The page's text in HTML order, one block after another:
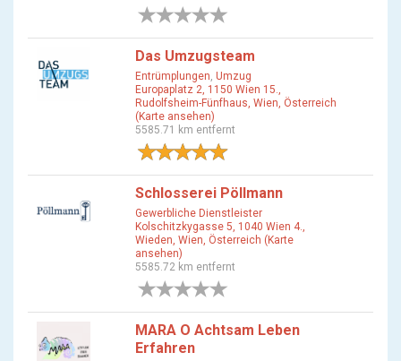
Das Umzugsteam
Entrümplungen, Umzug
Europaplatz 2, 1150 Wien 15.,
Rudolfsheim-Fünfhaus, Wien, Österreich
(Karte ansehen)
5585.71 km entfernt
Schlosserei Pöllmann
Gewerbliche Dienstleister
Kolschitzkygasse 5, 1040 Wien 4.,
Wieden, Wien, Österreich (Karte
ansehen)
5585.72 km entfernt
MARA O Achtsam Leben
Erfahren